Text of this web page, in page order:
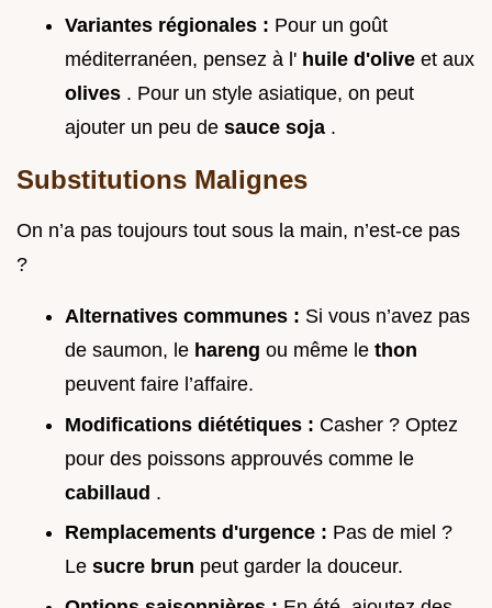
Variantes régionales : Pour un goût
méditerranéen, pensez à l' huile d'olive et aux
olives . Pour un style asiatique, on peut
ajouter un peu de sauce soja .
Substitutions Malignes
On n’a pas toujours tout sous la main, n’est-ce pas
?
Alternatives communes : Si vous n’avez pas
de saumon, le hareng ou même le thon
peuvent faire l’affaire.
Modifications diététiques : Casher ? Optez
pour des poissons approuvés comme le
cabillaud .
Remplacements d'urgence : Pas de miel ?
Le sucre brun peut garder la douceur.